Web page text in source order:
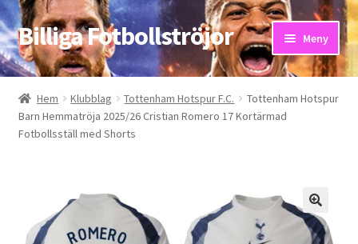
Hoppa
till
navigering
Hoppa
till
innehåll
Billiga Fotbollströjor Meny
Hem
Bloggar
Hem Klubblag Tottenham Hotspur F.C.
Tottenham Hotspur
Barn Hemmatröja 2025/26 Cristian Romero 17 Kortärmad
Fotbollsställ med Shorts